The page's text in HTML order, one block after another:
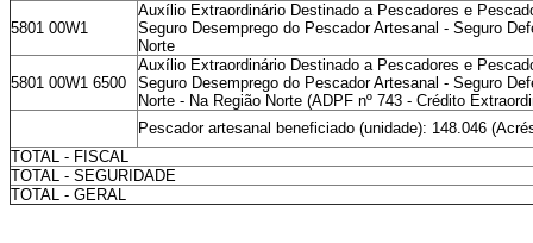
5801 00W1
Auxílio Extraordinário Destinado a Pescadores e
Seguro Desemprego do Pescador Artesanal - Seguro
Norte
5801 00W1 6500
Auxílio Extraordinário Destinado a Pescadores e
Seguro Desemprego do Pescador Artesanal - Seguro
Norte - Na Região Norte (ADPF nº 743 - Crédito
Pescador artesanal beneficiado (unidade): 148.046
TOTAL - FISCAL
TOTAL - SEGURIDADE
TOTAL - GERAL